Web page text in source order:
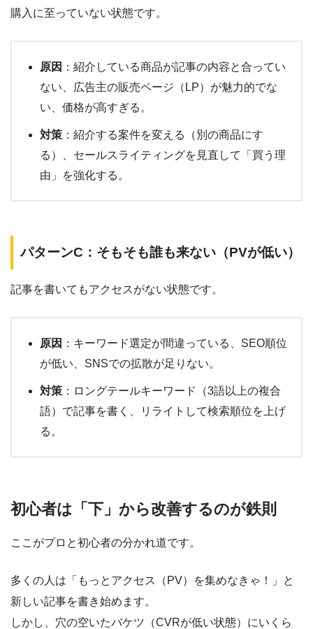
購入に至っていない状態です。
原因 ：紹介している商品が記事の内容と合ってい
ない、広告主の販売ページ（LP）が魅力的でな
い、価格が高すぎる。
対策 ：紹介する案件を変える（別の商品にす
る）、セールスライティングを見直して「買う理
由」を強化する。
パターンC：そもそも誰も来ない（PVが低い）
記事を書いてもアクセスがない状態です。
原因 ：キーワード選定が間違っている、SEO順位
が低い、SNSでの拡散が足りない。
対策 ：ロングテールキーワード（3語以上の複合
語）で記事を書く、リライトして検索順位を上げ
る。
初心者は「下」から改善するのが鉄則
ここがプロと初心者の分かれ道です。
多くの人は「もっとアクセス（PV）を集めなきゃ！」と
新しい記事を書き始めます。
しかし、穴の空いたバケツ（CVRが低い状態）にいくら